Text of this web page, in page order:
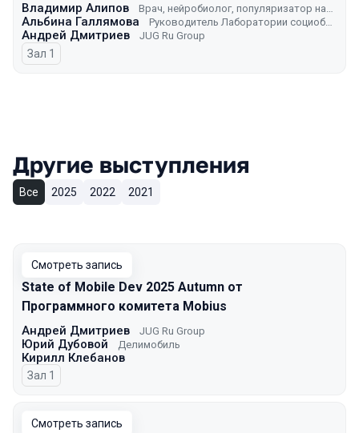
Владимир Алипов Врач, нейробиолог, популяризатор науки, преподаватель УЦ имени Н. П. Бехтеревой
Альбина Галлямова Руководитель Лаборатории социобиологии и поведенческой экологии человека НИУ ВШЭ
Андрей Дмитриев JUG Ru Group
Зал 1
Другие выступления
Все 2025 2022 2021
Смотреть запись
State of Mobile Dev 2025 Autumn от
Программного комитета Mobius
Андрей Дмитриев JUG Ru Group
Юрий Дубовой Делимобиль
Кирилл Клебанов
Зал 1
Смотреть запись